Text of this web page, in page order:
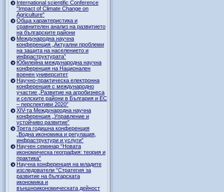
International scientific Conference
"Impact of Climate Change on
Agriculture"
Обща характеристика и
сравнителен анализ на развитието
на българските райони
Международна научна
конференция „Актуални проблеми
на защита на населението и
инфраструктурата”
Юбилейна международна научна
конференция на Национален
военен университет
Научно-практическа електронна
конференция с международно
участие „Развитие на агробизнеса
и селските райони в България и ЕС
– перспективи 2020”
XIV-та Международна научна
конференция „Управление и
устойчиво развитие”
Трета годишна конференция
„Водна икономика и регулация,
инфраструктури и услуги”
Научен семинар “Новата
икономическа география: теория и
практика”
Научна конференция на младите
изследователи “Стратегия за
развитие на българската
икономика и
външноикономическата дейност